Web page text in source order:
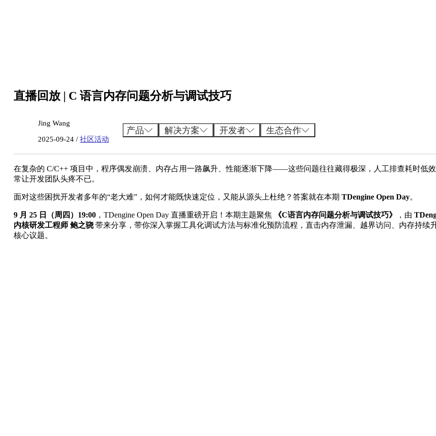
产品 解决方案 开发者 生态合作
直播回放 | C 语言内存问题分析与调试技巧
Jing Wang
2025-09-24 / 社区活动
在复杂的 C/C++ 项目中，程序偶发崩溃、内存占用一路飙升、性能逐渐下降——这些问题往往藏得极深，人工排查耗时低
常让开发团队头疼不已。
面对这些困扰开发者多年的“老大难”，如何才能既快速定位，又能从源头上杜绝？答案就在本期 TDengine Open Day。
9 月 25 日（周四）19:00 ，TDengine Open Day 直播重磅开启！本期主题聚焦 《C语言内存问题分析与调试技巧》 ，由
内核研发工程师 鲍之骁带来分享，带你深入掌握工具化调试方法与标准化预防流程，直击内存泄漏、越界访问、内存持续
核心议题。